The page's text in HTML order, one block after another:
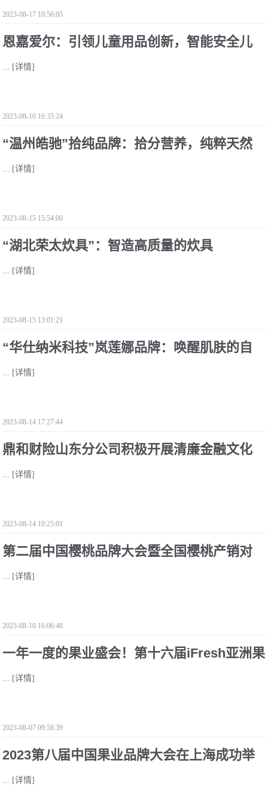
2023-08-17 10:56:05
恩嘉爱尔：引领儿童用品创新，智能安全儿
... [详情]
2023-08-16 16:35:24
“温州皓驰”拾纯品牌：拾分营养，纯粹天然
... [详情]
2023-08-15 15:54:00
“湖北荣太炊具”：智造高质量的炊具
... [详情]
2023-08-15 13:01:21
“华仕纳米科技”岚莲娜品牌：唤醒肌肤的自
... [详情]
2023-08-14 17:27:44
鼎和财险山东分公司积极开展清廉金融文化
... [详情]
2023-08-14 10:25:01
第二届中国樱桃品牌大会暨全国樱桃产销对
... [详情]
2023-08-10 16:06:48
一年一度的果业盛会！第十六届iFresh亚洲果
... [详情]
2023-08-07 09:58:39
2023第八届中国果业品牌大会在上海成功举
... [详情]